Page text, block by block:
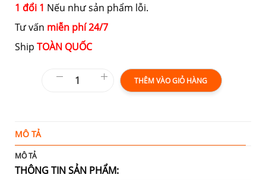
1 đổi 1 Nếu như sản phẩm lỗi.
Tư vấn miễn phí 24/7
Ship TOÀN QUỐC
THÊM VÀO GIỎ HÀNG
MÔ TẢ
MÔ TẢ
THÔNG TIN SẢN PHẨM: